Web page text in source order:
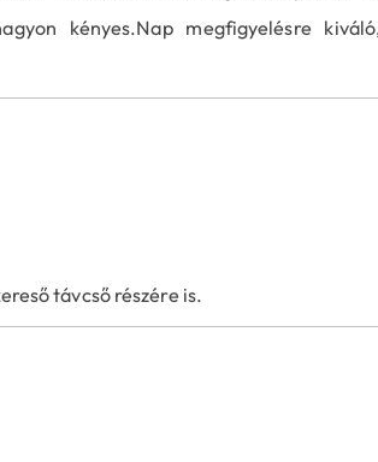
kényes.Nap megfigyelésre
távcső részére is.